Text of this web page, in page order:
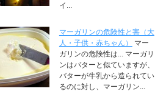
イ...
マーガリンの危険性と害（大
人・子供・赤ちゃん）
マー
ガリンの危険性は... マーガリ
ンはバターと似ていますが、
バターが牛乳から造られてい
るのに対し、マーガリン...